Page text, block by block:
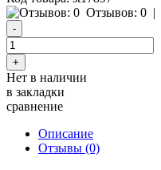
Отзывов: 0 |
Нет в наличии
в закладки
сравнение
Описание
Отзывы (0)